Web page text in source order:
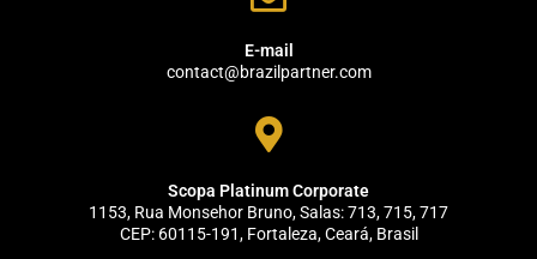
E-mail
contact@brazilpartner.com
Scopa Platinum Corporate
1153, Rua Monsehor Bruno, Salas: 713, 715, 717
CEP: 60115-191, Fortaleza, Ceará, Brasil